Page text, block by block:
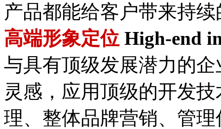
产品都能给客户带来持
高端形象定位 High-end
与具有顶级发展潜力的
灵感，应用顶级的开发
理、整体品牌营销、管